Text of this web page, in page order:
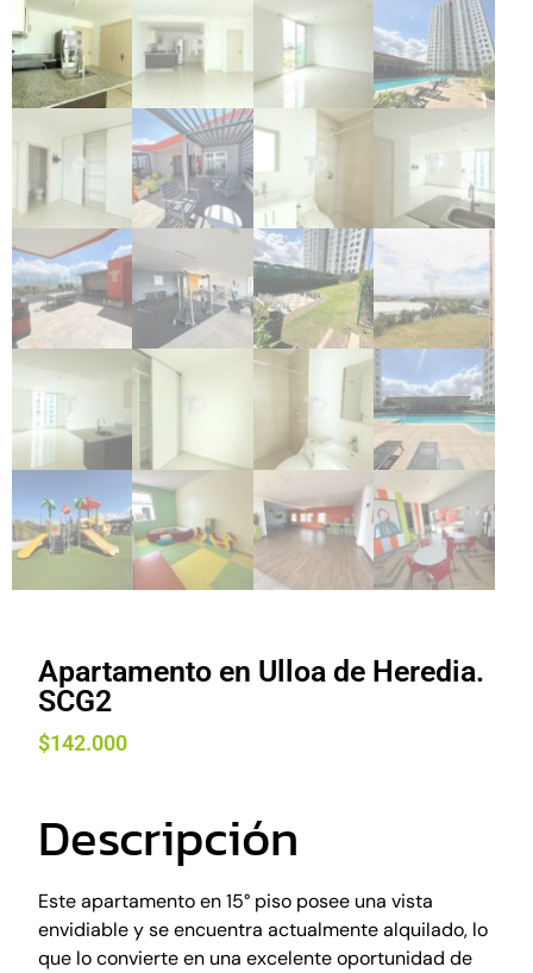
Apartamento en Ulloa de Heredia.
SCG2
$142.000
Descripción
Este apartamento en 15° piso posee una vista
envidiable y se encuentra actualmente alquilado, lo
que lo convierte en una excelente oportunidad de